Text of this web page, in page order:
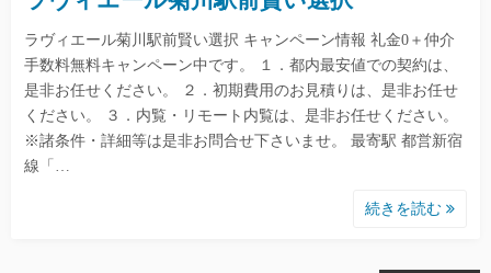
ラヴィエール菊川駅前賢い選択 キャンペーン情報 礼金0＋仲介
手数料無料キャンペーン中です。 １．都内最安値での契約は、
是非お任せください。 ２．初期費用のお見積りは、是非お任せ
ください。 ３．内覧・リモート内覧は、是非お任せください。
※諸条件・詳細等は是非お問合せ下さいませ。 最寄駅 都営新宿
線「…
続きを読む